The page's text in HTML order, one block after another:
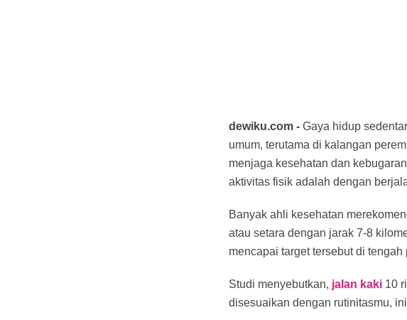
dewiku.com - Gaya hidup
umum, terutama di kalangan
menjaga kesehatan dan
aktivitas fisik adalah dengan
Banyak ahli kesehatan
atau setara dengan jarak 7-8
mencapai target tersebut di
Studi menyebutkan, jalan kaki 10
disesuaikan dengan rutinitasmu,